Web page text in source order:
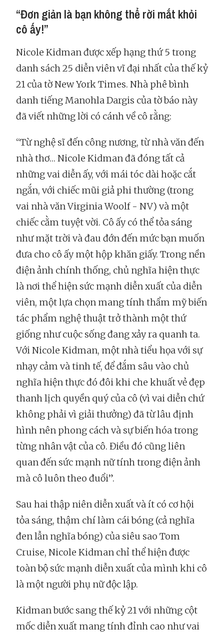
“Đơn giản là bạn không thể rời mắt khỏi
cô ấy!”
Nicole Kidman được xếp hạng thứ 5 trong
danh sách 25 diễn viên vĩ đại nhất của thế kỷ
21 của tờ New York Times. Nhà phê bình
danh tiếng Manohla Dargis của tờ báo này
đã viết những lời có cánh về cô rằng:
“Từ nghệ sĩ đến công nương, từ nhà văn đến
nhà thơ… Nicole Kidman đã đóng tất cả
những vai diễn ấy, với mái tóc dài hoặc cắt
ngắn, với chiếc mũi giả phi thường (trong
vai nhà văn Virginia Woolf - NV) và một
chiếc cằm tuyệt vời. Cô ấy có thể tỏa sáng
như mặt trời và đau đớn đến mức bạn muốn
đưa cho cô ấy một hộp khăn giấy. Trong nền
điện ảnh chính thống, chủ nghĩa hiện thực
là nơi thể hiện sức mạnh diễn xuất của diễn
viên, một lựa chọn mang tính thẩm mỹ biến
tác phẩm nghệ thuật trở thành một thứ
giống như cuộc sống đang xảy ra quanh ta.
Với Nicole Kidman, một nhà tiểu họa với sự
nhạy cảm và tinh tế, để đắm sâu vào chủ
nghĩa hiện thực đó đôi khi che khuất vẻ đẹp
thanh lịch quyền quý của cô (vì vai diễn chứ
không phải vì giải thưởng) đã từ lâu định
hình nên phong cách và sự biến hóa trong
từng nhân vật của cô. Điều đó cũng liên
quan đến sức mạnh nữ tính trong điện ảnh
mà cô luôn theo đuổi”.
Sau hai thập niên diễn xuất và ít có cơ hội
tỏa sáng, thậm chí làm cái bóng (cả nghĩa
đen lẫn nghĩa bóng) của siêu sao Tom
Cruise, Nicole Kidman chỉ thể hiện được
toàn bộ sức mạnh diễn xuất của mình khi cô
là một người phụ nữ độc lập.
Kidman bước sang thế kỷ 21 với những cột
mốc diễn xuất mang tính đỉnh cao như vai